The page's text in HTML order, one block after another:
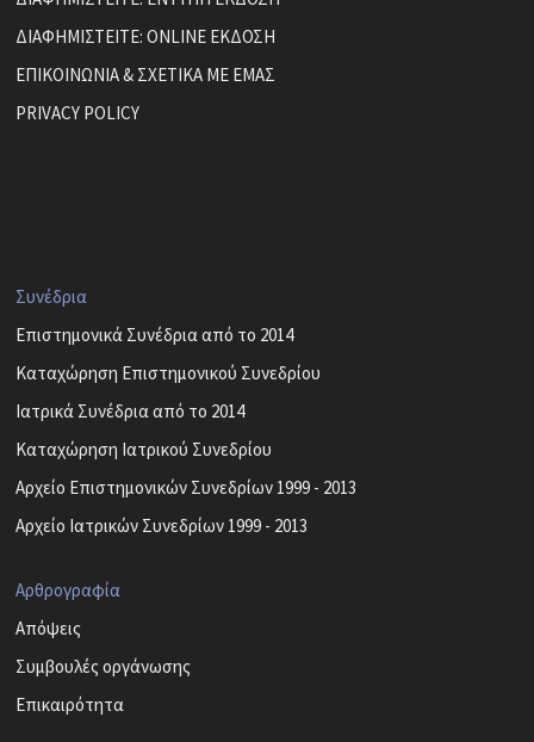
ΔΙΑΦΗΜΙΣΤΕΙΤΕ: ONLINE ΕΚΔΟΣΗ
ΕΠΙΚΟΙΝΩΝΙΑ & ΣΧΕΤΙΚΑ ΜΕ ΕΜΑΣ
PRIVACY POLICY
Συνέδρια
Επιστημονικά Συνέδρια από το 2014
Καταχώρηση Επιστημονικού Συνεδρίου
Ιατρικά Συνέδρια από το 2014
Καταχώρηση Ιατρικού Συνεδρίου
Αρχείο Επιστημονικών Συνεδρίων 1999 - 2013
Αρχείο Ιατρικών Συνεδρίων 1999 - 2013
Αρθρογραφία
Απόψεις
Συμβουλές οργάνωσης
Επικαιρότητα